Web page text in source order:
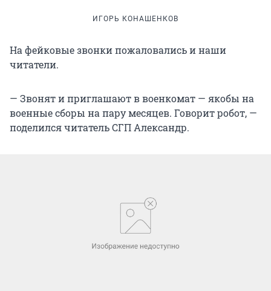
ИГОРЬ КОНАШЕНКОВ
На фейковые звонки пожаловались и наши
читатели.
— Звонят и приглашают в военкомат — якобы на
военные сборы на пару месяцев. Говорит робот, —
поделился читатель СГП Александр.